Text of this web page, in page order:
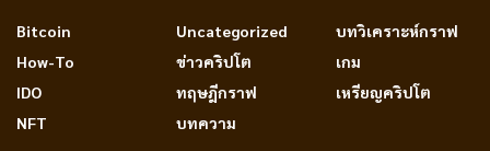
Bitcoin
How-To
IDO
NFT
Uncategorized
ข่าวคริปโต
ทฤษฎีกราฟ
บทความ
บทวิเคราะห์กราฟ
เกม
เหรียญคริปโต